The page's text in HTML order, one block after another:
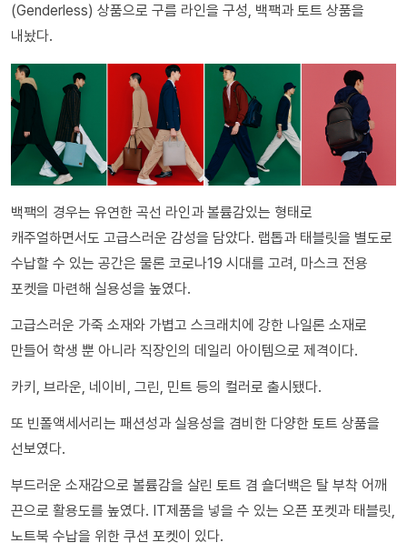
(Genderless) 상품으로 구름 라인을 구성, 백팩과 토트 상품을
내놨다.
백팩의 경우는 유연한 곡선 라인과 볼륨감있는 형태로
캐주얼하면서도 고급스러운 감성을 담았다. 랩톱과 태블릿을 별도로
수납할 수 있는 공간은 물론 코로나19 시대를 고려, 마스크 전용
포켓을 마련해 실용성을 높였다.
고급스러운 가죽 소재와 가볍고 스크래치에 강한 나일론 소재로
만들어 학생 뿐 아니라 직장인의 데일리 아이템으로 제격이다.
카키, 브라운, 네이비, 그린, 민트 등의 컬러로 출시됐다.
또 빈폴액세서리는 패션성과 실용성을 겸비한 다양한 토트 상품을
선보였다.
부드러운 소재감으로 볼륨감을 살린 토트 겸 숄더백은 탈 부착 어깨
끈으로 활용도를 높였다. IT제품을 넣을 수 있는 오픈 포켓과 태블릿,
노트북 수납을 위한 쿠션 포켓이 있다.